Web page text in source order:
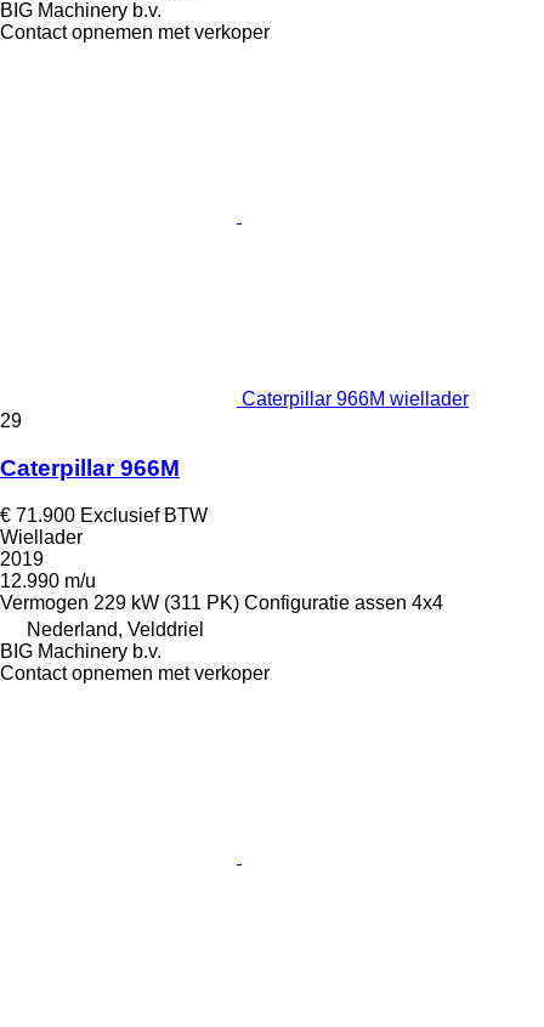
BIG Machinery b.v.
Contact opnemen met verkoper
Caterpillar 966M wiellader
29
Caterpillar 966M
€ 71.900 Exclusief BTW
Wiellader
2019
12.990 m/u
Vermogen 229 kW (311 PK) Configuratie assen 4x4
Nederland, Velddriel
BIG Machinery b.v.
Contact opnemen met verkoper